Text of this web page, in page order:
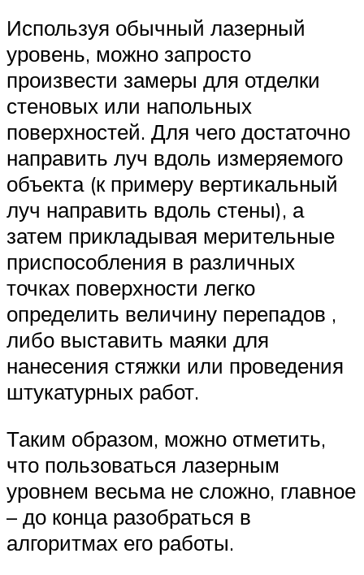
Используя обычный лазерный
уровень, можно запросто
произвести замеры для отделки
стеновых или напольных
поверхностей. Для чего достаточно
направить луч вдоль измеряемого
объекта (к примеру вертикальный
луч направить вдоль стены), а
затем прикладывая мерительные
приспособления в различных
точках поверхности легко
определить величину перепадов ,
либо выставить маяки для
нанесения стяжки или проведения
штукатурных работ.
Таким образом, можно отметить,
что пользоваться лазерным
уровнем весьма не сложно, главное
– до конца разобраться в
алгоритмах его работы.